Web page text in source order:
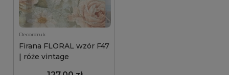
Decordruk
Firana FLORAL wzór F47
| róże vintage